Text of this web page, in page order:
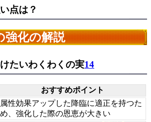
点は？
強化の解説
たいわくわくの実14
おすすめポイント
属性効果アップした降臨に適正を持つた
め、強化した際の恩恵が大きい